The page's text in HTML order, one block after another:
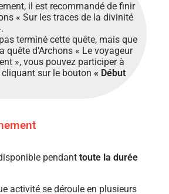
il est recommandé de finir
« Sur les traces de la divinité
terminé cette quête, mais que
quête d'Archons « Le voyageur
», vous pouvez participer à
cliquant sur le bouton « Début
pendant toute la durée
activité se déroule en plusieurs